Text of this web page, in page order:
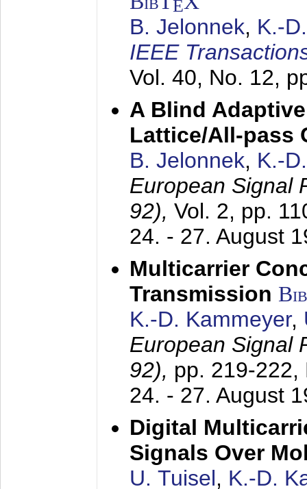
E
B. Jelonnek, K.-
IEEE
Vol. 40, No. 12,
A Blind
Lattice/All-pass
B. Jelonnek, K.-
European Signal
92), Vol. 2, pp.
24. - 27. August
Multicarrier
Transmission
K.-D. Kammeyer,
European Signal
92), pp. 219-222,
24. - 27. August
Digital
Signals Over
U. Tuisel, K.-D.